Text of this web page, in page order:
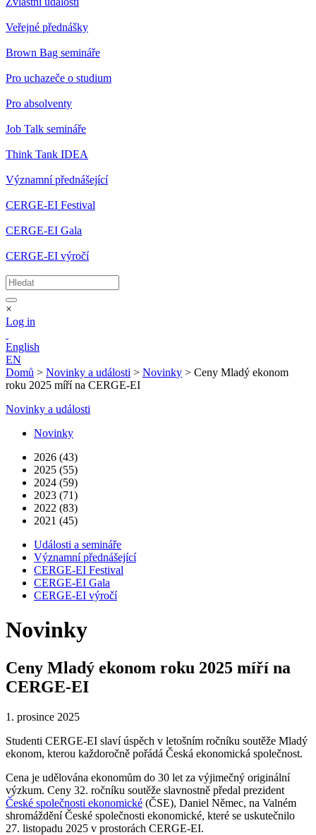
Veřejné přednášky
Brown Bag semináře
Pro uchazeče o studium
Pro absolventy
Job Talk semináře
Think Tank IDEA
Významní přednášející
CERGE-EI Festival
CERGE-EI Gala
CERGE-EI výročí
×
Log in
English
EN
Domů > Novinky a události > Novinky > Ceny Mladý ekonom
roku 2025 míří na CERGE-EI
Novinky a události
Novinky
2026 (43)
2025 (55)
2024 (59)
2023 (71)
2022 (83)
2021 (45)
Události a semináře
Významní přednášející
CERGE-EI Festival
CERGE-EI Gala
CERGE-EI výročí
Novinky
Ceny Mladý ekonom roku 2025 míří na
CERGE-EI
1. prosince 2025
Studenti CERGE-EI slaví úspěch v letošním ročníku soutěže Mladý
ekonom, kterou každoročně pořádá Česká ekonomická společnost.
Cena je udělována ekonomům do 30 let za výjimečný originální
výzkum. Ceny 32. ročníku soutěže slavnostně předal prezident
České společnosti ekonomické (ČSE), Daniel Němec, na Valném
shromáždění České společnosti ekonomické, které se uskutečnilo
27. listopadu 2025 v prostorách CERGE-EI.